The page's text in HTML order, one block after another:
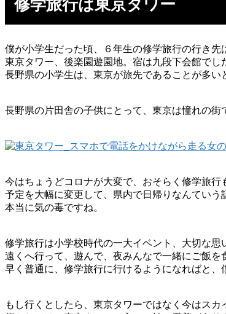
修学旅行は東京タワー
僕が小学生だった頃、６年生の修学旅行の行き先
東京タワー、後楽園遊園地。宿は九段下会館でし
長野県の小学生は、東京が旅先であることが多い
長野県の片田舎の子供にとって、東京は憧れの街
今はちょうどコロナが大変で、おそらく修学旅行
予定を大幅に変更して、県内で日帰りなんていう
本当に気の毒ですね。
修学旅行は小学校時代の一大イベント、大切な思
遠くへ行って、遊んで、夜みんなで一緒にご飯を
早く普通に、修学旅行に行けるようになればと、
もし行くとしたら、東京タワーではなく今はスカ